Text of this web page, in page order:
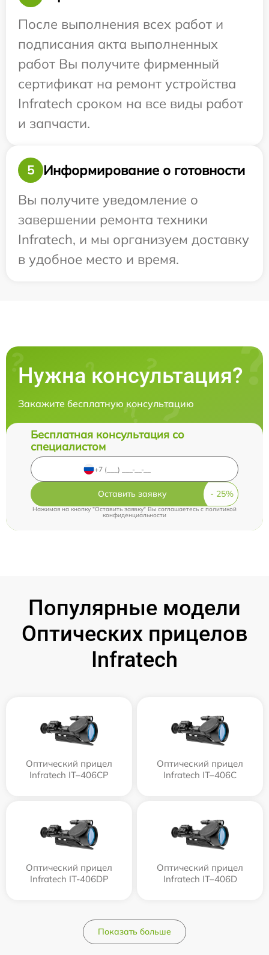
После выполнения всех работ и
подписания акта выполненных
работ Вы получите фирменный
сертификат на ремонт устройства
Infratech сроком на все виды работ
и запчасти.
5
Информирование о готовности
Вы получите уведомление о
завершении ремонта техники
Infratech, и мы организуем доставку
в удобное место и время.
Нужна консультация?
Закажите бесплатную консультацию
Бесплатная консультация со
специалистом
Оставить заявку
Нажимая на кнопку "Оставить заявку" Вы соглашаетесь c политикой
конфиденциальности
Популярные модели
Оптических прицелов
Infratech
Оптический прицел
Infratech IT–406СP
Оптический прицел
Infratech IT–406С
Оптический прицел
Infratech IT-406DP
Оптический прицел
Infratech IT–406D
Показать больше